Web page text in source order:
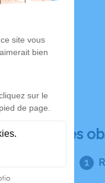
Déroulé des